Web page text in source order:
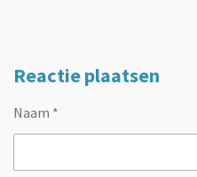
Reactie plaatsen
Naam *